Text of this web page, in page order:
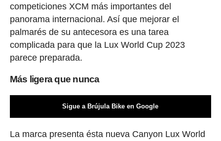
competiciones XCM más importantes del
panorama internacional. Así que mejorar el
palmarés de su antecesora es una tarea
complicada para que la Lux World Cup 2023
parece preparada.
Más ligera que nunca
Sigue a Brújula Bike en Google
La marca presenta ésta nueva Canyon Lux World